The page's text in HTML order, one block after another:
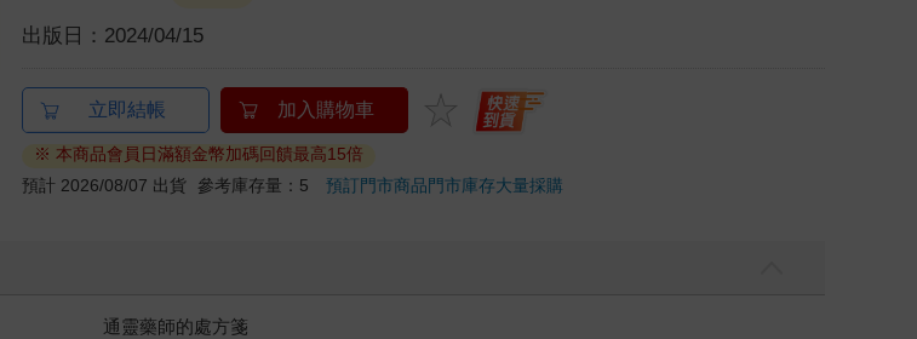
出版日： 2024/04/15
立即結帳 加入購物車
※ 本商品會員日滿額金幣加碼回饋最高15倍
預計 2026/08/07 出貨 參考庫存量：5預訂門市商品門市庫存大量採購
通靈藥師的處方箋